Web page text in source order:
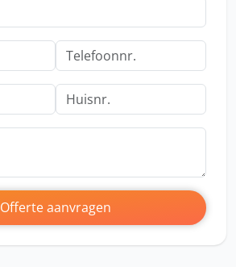
Offerte aanvragen